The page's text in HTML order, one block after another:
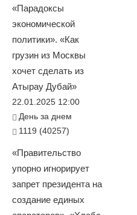
«Парадоксы
экономической
политики». «Как
грузин из Москвы
хочет сделать из
Атырау Дубай»
22.01.2025 12:00
День за днем
1119 (40257)
«Правительство
упорно игнорирует
запрет президента на
создание единых